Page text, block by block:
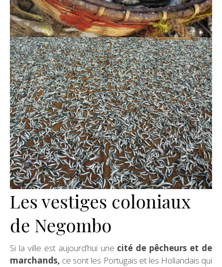
Les vestiges coloniaux
de Negombo
Si la ville est aujourd’hui une cité de pêcheurs et de
marchands, ce sont les Portugais et les Hollandais qui